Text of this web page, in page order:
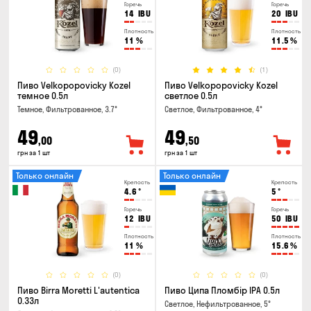
Горечь
14 IBU
Плотность
11 %
(0)
Пиво Velkopopovicky Kozel
темное 0.5л
Темное, Фильтрованное, 3.7°
49,00
грн за 1 шт
Горечь
20 IBU
Плотность
11.5 %
(1)
Пиво Velkopopovicky Kozel
светлое 0.5л
Светлое, Фильтрованное, 4°
49,50
грн за 1 шт
Крепость
4.6 °
Горечь
12 IBU
Плотность
11 %
(0)
Только онлайн
Пиво Birra Moretti L'autentica
0.33л
Крепость
5 °
Горечь
50 IBU
Плотность
15.6 %
(0)
Только онлайн
Пиво Ципа Пломбір IPA 0.5л
Светлое, Нефильтрованное, 5°